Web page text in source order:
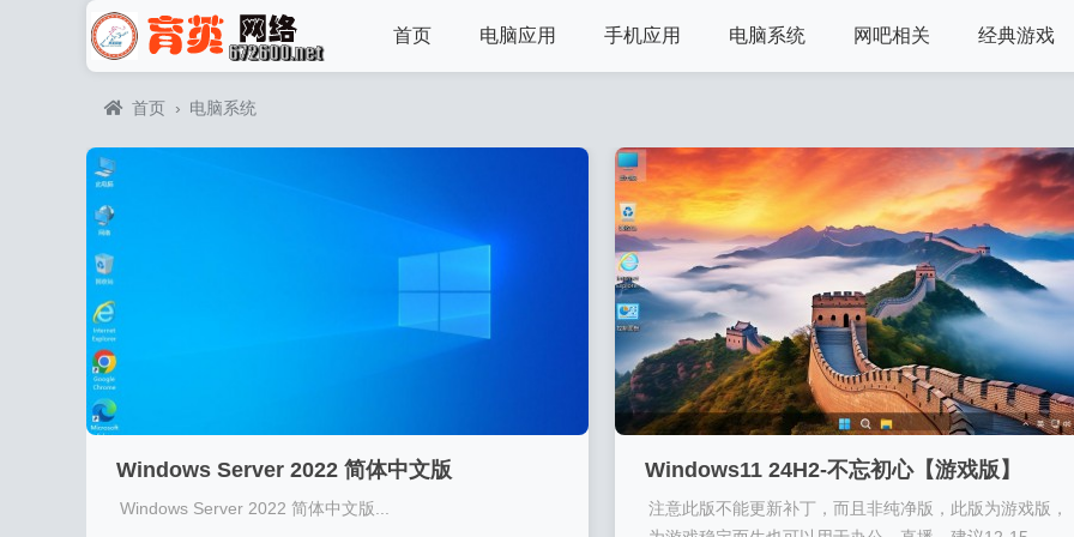
首页 电脑应用 手机应用 电脑系统 网吧相关 经典游戏
首页 › 电脑系统
Windows Server 2022 简体中文版
Windows Server 2022 简体中文版...
Windows11 24H2-不忘初心【游戏版】
注意此版不能更新补丁，而且非纯净版，此版为游戏版，